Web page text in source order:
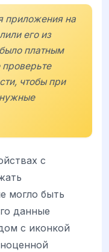
приложения на
его из
платным
чтобы при
нужные
с
могло быть
данные
с иконкой